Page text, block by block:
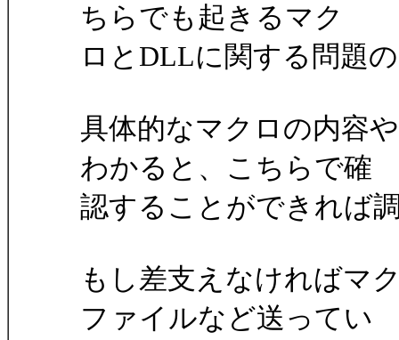
ちらでも起きるマク
ロとDLLに関する問題
具体的なマクロの内容
わかると、こちらで確
認することができれば
もし差支えなければマ
ファイルなど送ってい